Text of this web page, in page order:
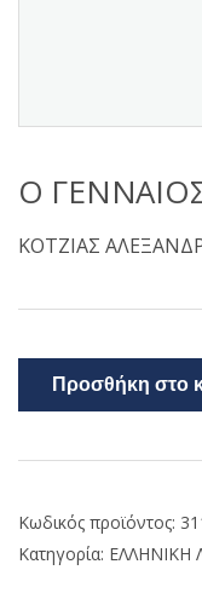
Ο
ΚΟΤΖΙΑΣ
Προσθήκη στο
Κωδικός προϊόντος:
Κατηγορία: ΕΛΛΗΝΙΚΗ